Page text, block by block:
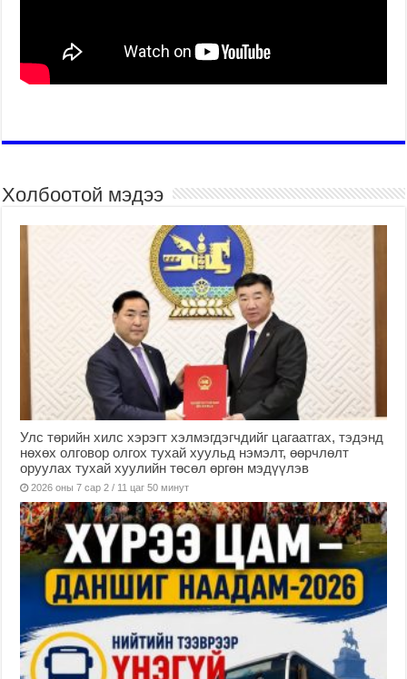
Холбоотой мэдээ
Улс төрийн хилс хэрэгт хэлмэгдэгчдийг цагаатгах, тэдэнд
нөхөх олговор олгох тухай хуульд нэмэлт, өөрчлөлт
оруулах тухай хуулийн төсөл өргөн мэдүүлэв
2026 оны 7 сар 2 / 11 цаг 50 минут